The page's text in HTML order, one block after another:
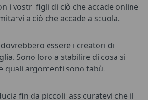
i vostri figli di ciò che accade online
a ciò che accade a scuola.
essere i creatori di
Sono loro a stabilire di cosa si
quali argomenti sono tabù.
fin da piccoli: assicuratevi che il